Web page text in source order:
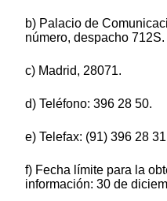
b) Palacio de
número, despacho 712S.
c) Madrid, 28071.
d) Teléfono: 396 28 50.
e) Telefax: (91) 396 28
f) Fecha límite para la
información: 30 de